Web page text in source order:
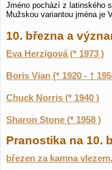
Jméno pochází z latinského
Mužskou variantou jména je
10. března a
Eva Herzigová (* 1973 )
Boris Vian (* 1920 - †
Chuck Norris (* 1940 )
Sharon Stone (* 1958 )
Pranostika na 10.
březen za kamna